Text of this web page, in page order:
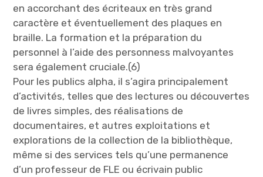
en accorchant des écriteaux en très grand
caractère et éventuellement des plaques en
braille. La formation et la préparation du
personnel à l’aide des personness malvoyantes
sera également cruciale.(6)
Pour les publics alpha, il s’agira principalement
d’activités, telles que des lectures ou découvertes
de livres simples, des réalisations de
documentaires, et autres exploitations et
explorations de la collection de la bibliothèque,
même si des services tels qu’une permanence
d’un professeur de FLE ou écrivain public